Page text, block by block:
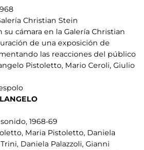
Christian Stein
cámara en la Galería Christian
de una exposición de
las reacciones del público
Pistoletto, Mario Ceroli, Giulio
1968-69
Maria Pistoletto, Daniela
Daniela Palazzoli, Gianni